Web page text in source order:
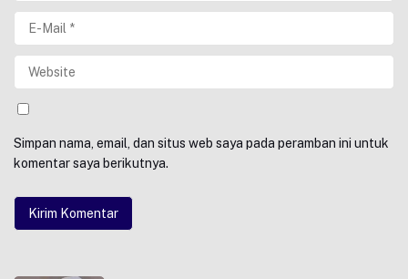
Simpan nama, email, dan situs web saya pada peramban ini untuk
komentar saya berikutnya.